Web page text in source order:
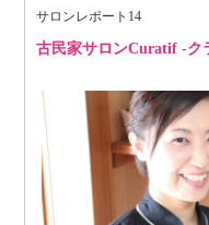
サロンレポート14
古民家サロンCuratif -ク